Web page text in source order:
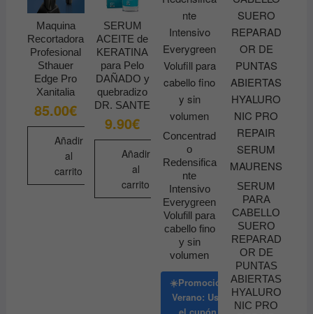
Maquina
Recortadora
Profesional
Sthauer
Edge Pro
Xanitalia
85.00€
Añadir
al
carrito
SERUM
ACEITE de
KERATINA
para Pelo
DAÑADO y
quebradizo
DR. SANTE
9.90€
Añadir
al
carrito
Concentrad
o
Redensifica
nte
Intensivo
Everygreen
Volufill para
cabello fino
y sin
volumen
☀️Promoción
Verano: Usa
SERUM
PARA
CABELLO
SUERO
REPARAD
OR DE
PUNTAS
ABIERTAS
HYALURO
NIC PRO